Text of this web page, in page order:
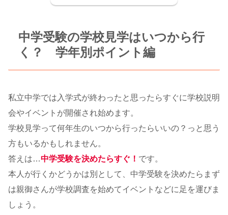
中学受験の学校見学はいつから行
く？ 学年別ポイント編
私立中学では入学式が終わったと思ったらすぐに学校説明
会やイベントが開催され始めます。
学校見学って何年生のいつから行ったらいいの？っと思う
方もいるかもしれません。
答えは…中学受験を決めたらすぐ！ です。
本人が行くかどうかは別として、中学受験を決めたらまず
は親御さんが学校調査を始めてイベントなどに足を運びま
しょう。